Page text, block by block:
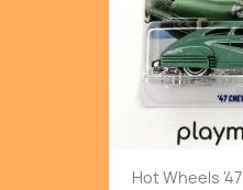
Hot Wheels